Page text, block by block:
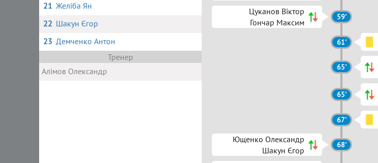
21 Желіба Ян
22 Шакун Єгор
23 Демченко Антон
Тренер
Алімов Олександр
Цуканов Віктор
Гончар Максим
59'
61'
65'
65'
67'
Ющенко Олександр
Шакун Єгор
68'